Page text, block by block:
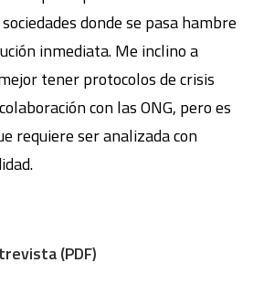
donde se pasa hambre
inmediata. Me inclino a
tener protocolos de crisis
con las ONG, pero es
requiere ser analizada con
(PDF)